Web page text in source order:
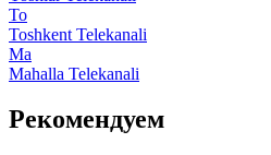
To
Toshkent Telekanali
Ma
Mahalla Telekanali
Рекомендуем